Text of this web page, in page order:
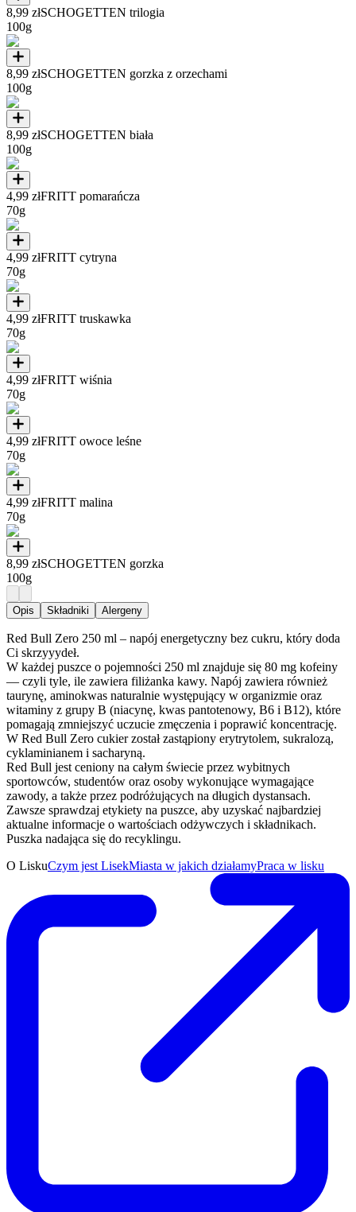
8,99 złSCHOGETTEN trilogia
100g
8,99 złSCHOGETTEN gorzka z orzechami
100g
8,99 złSCHOGETTEN biała
100g
4,99 złFRITT pomarańcza
70g
4,99 złFRITT cytryna
70g
4,99 złFRITT truskawka
70g
4,99 złFRITT wiśnia
70g
4,99 złFRITT owoce leśne
70g
4,99 złFRITT malina
70g
8,99 złSCHOGETTEN gorzka
100g
Opis Składniki Alergeny
Red Bull Zero 250 ml – napój energetyczny bez cukru, który doda
Ci skrzyyydeł.
W każdej puszce o pojemności 250 ml znajduje się 80 mg kofeiny
— czyli tyle, ile zawiera filiżanka kawy. Napój zawiera również
taurynę, aminokwas naturalnie występujący w organizmie oraz
witaminy z grupy B (niacynę, kwas pantotenowy, B6 i B12), które
pomagają zmniejszyć uczucie zmęczenia i poprawić koncentrację.
W Red Bull Zero cukier został zastąpiony erytrytolem, sukralozą,
cyklaminianem i sacharyną.
Red Bull jest ceniony na całym świecie przez wybitnych
sportowców, studentów oraz osoby wykonujące wymagające
zawody, a także przez podróżujących na długich dystansach.
Zawsze sprawdzaj etykiety na puszce, aby uzyskać najbardziej
aktualne informacje o wartościach odżywczych i składnikach.
Puszka nadająca się do recyklingu.
O LiskuCzym jest LisekMiasta w jakich działamyPraca w lisku